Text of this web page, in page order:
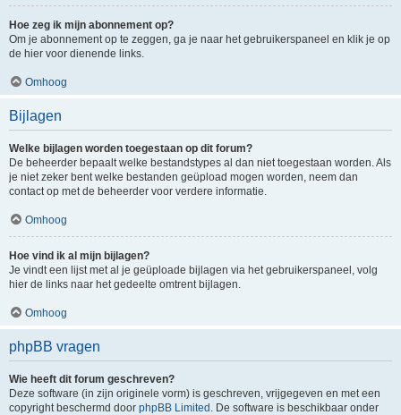
Hoe zeg ik mijn abonnement op?
Om je abonnement op te zeggen, ga je naar het gebruikerspaneel en klik je op
de hier voor dienende links.
Omhoog
Bijlagen
Welke bijlagen worden toegestaan op dit forum?
De beheerder bepaalt welke bestandstypes al dan niet toegestaan worden. Als
je niet zeker bent welke bestanden geüpload mogen worden, neem dan
contact op met de beheerder voor verdere informatie.
Omhoog
Hoe vind ik al mijn bijlagen?
Je vindt een lijst met al je geüploade bijlagen via het gebruikerspaneel, volg
hier de links naar het gedeelte omtrent bijlagen.
Omhoog
phpBB vragen
Wie heeft dit forum geschreven?
Deze software (in zijn originele vorm) is geschreven, vrijgegeven en met een
copyright beschermd door phpBB Limited . De software is beschikbaar onder